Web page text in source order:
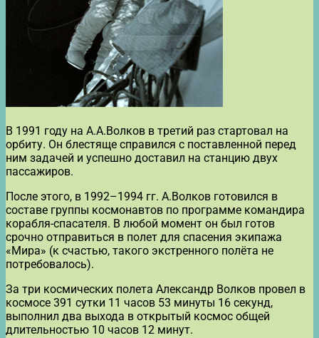
В 1991 году на А.А.Волков в третий раз стартовал на
орбиту. Он блестяще справился с поставленной перед
ним задачей и успешно доставил на станцию двух
пассажиров.
После этого, в 1992–1994 гг. А.Волков готовился в
составе группы космонавтов по программе командира
корабля-спасателя. В любой момент он был готов
срочно отправиться в полет для спасения экипажа
«Мира» (к счастью, такого экстренного полёта не
потребовалось).
За три космических полета Александр Волков провел в
космосе 391 сутки 11 часов 53 минуты 16 секунд,
выполнил два выхода в открытый космос общей
длительностью 10 часов 12 минут.